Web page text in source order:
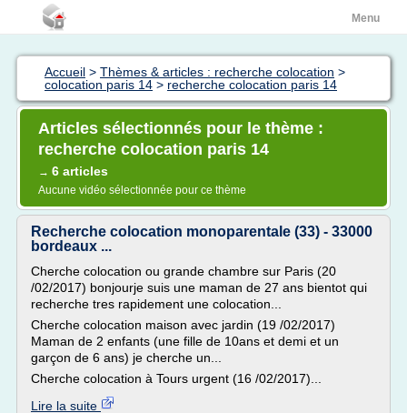
Menu
Accueil > Thèmes & articles : recherche colocation >
colocation paris 14 > recherche colocation paris 14
Articles sélectionnés pour le thème :
recherche colocation paris 14
→ 6 articles
Aucune vidéo sélectionnée pour ce thème
Recherche colocation monoparentale (33) - 33000
bordeaux ...
Cherche colocation ou grande chambre sur Paris (20
/02/2017) bonjourje suis une maman de 27 ans bientot qui
recherche tres rapidement une colocation...
Cherche colocation maison avec jardin (19 /02/2017)
Maman de 2 enfants (une fille de 10ans et demi et un
garçon de 6 ans) je cherche un...
Cherche colocation à Tours urgent (16 /02/2017)...
Lire la suite